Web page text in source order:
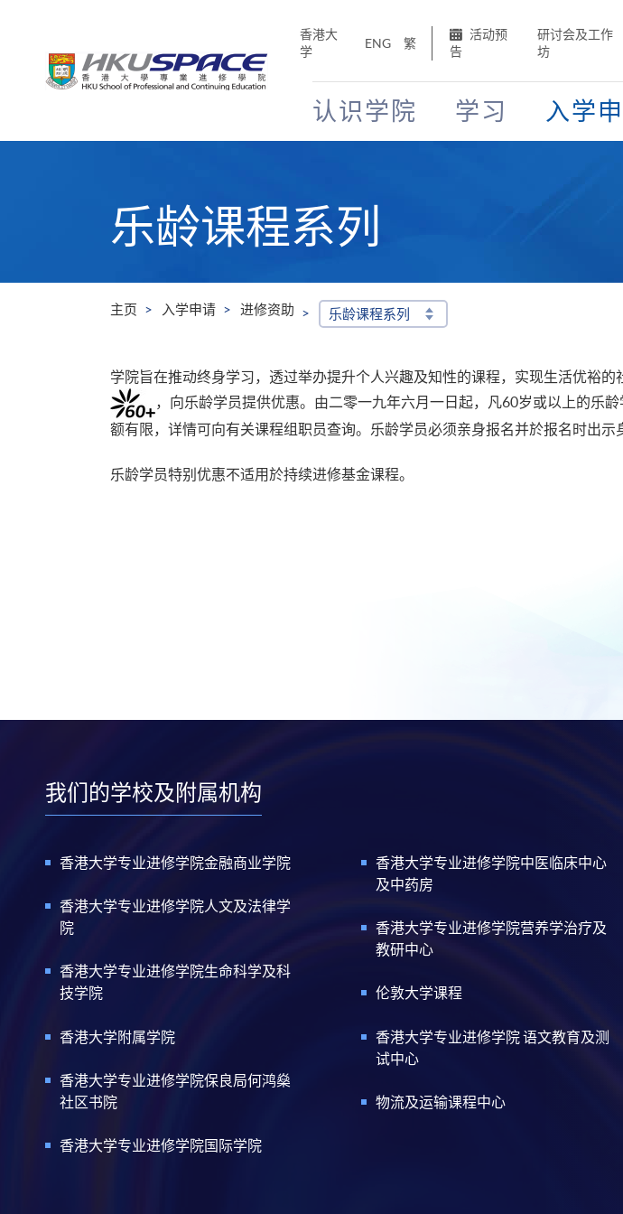
香港大
学
ENG 繁
活动预
告
研讨会及工作
坊
认识学院 学习 入学
乐龄课程系列
主页 入学申请 进修资助 乐龄课程系列
学院旨在推动终身学习，透过举办提升个人兴趣及知性的课程，实现生活优裕
，向乐龄学员提供优惠。由二零一九年六月一日起，凡60岁或以上的乐
额有限，详情可向有关课程组职员查询。乐龄学员必须亲身报名并於报名时出示
乐龄学员特别优惠不适用於持续进修基金课程。
我们的学校及附属机构
香港大学专业进修学院金融商业学院
香港大学专业进修学院人文及法律学
院
香港大学专业进修学院生命科学及科
技学院
香港大学附属学院
香港大学专业进修学院保良局何鸿燊
社区书院
香港大学专业进修学院国际学院
香港大学专业进修学院中医临床中心
及中药房
香港大学专业进修学院营养学治疗及
教研中心
伦敦大学课程
香港大学专业进修学院 语文教育及测
试中心
物流及运输课程中心